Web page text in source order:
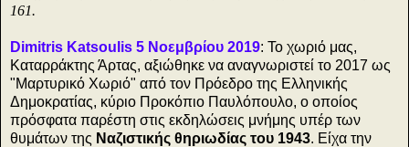
161.
Dimitris Katsoulis 5 Νοεμβρίου 2019: Το χωριό μας,
Καταρράκτης Άρτας, αξιώθηκε να αναγνωριστεί το 2017 ως
"Μαρτυρικό Χωριό" από τον Πρόεδρο της Ελληνικής
Δημοκρατίας, κύριο Προκόπιο Παυλόπουλο, ο οποίος
πρόσφατα παρέστη στις εκδηλώσεις μνήμης υπέρ των
θυμάτων της Ναζιστικής θηριωδίας του 1943. Είχα την